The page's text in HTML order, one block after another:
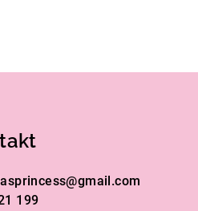
@gmail.com
199